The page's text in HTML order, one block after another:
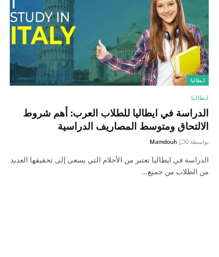
ايطاليا
ايطاليا
الدراسة في ايطاليا للطلاب العرب: أهم شروط
الالتحاق ومتوسط المصاريف الدراسية
بواسطة Mamdouh 0
الدراسة في ايطاليا تعتبر من الأحلام التي يسعى إلى تحقيقها العديد
من الطلاب من جميع…